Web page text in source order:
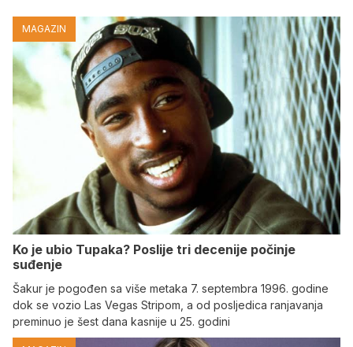
MAGAZIN
Ko je ubio Tupaka? Poslije tri decenije počinje
suđenje
Šakur je pogođen sa više metaka 7. septembra 1996. godine
dok se vozio Las Vegas Stripom, a od posljedica ranjavanja
preminuo je šest dana kasnije u 25. godini